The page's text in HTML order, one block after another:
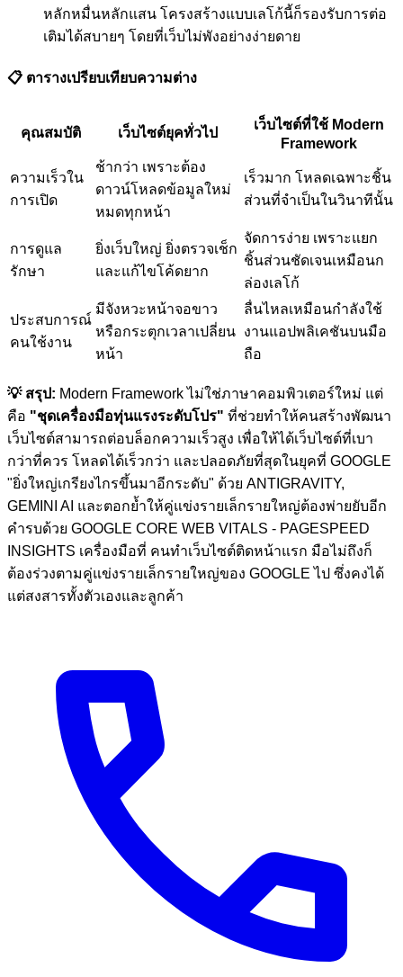
หลักหมื่นหลักแสน โครงสร้างแบบเลโก้นี้ก็รองรับการต่อ
เติมได้สบายๆ โดยที่เว็บไม่พังอย่างง่ายดาย
📋 ตารางเปรียบเทียบความต่าง
คุณสมบัติ เว็บไซต์ยุคทั่วไป
เว็บไซต์ที่ใช้ Modern
Framework
ความเร็วใน
การเปิด
ช้ากว่า เพราะต้อง
ดาวน์โหลดข้อมูลใหม่
หมดทุกหน้า
เร็วมาก โหลดเฉพาะชิ้น
ส่วนที่จำเป็นในวินาทีนั้น
การดูแล
รักษา
ยิ่งเว็บใหญ่ ยิ่งตรวจเช็ก
และแก้ไขโค้ดยาก
จัดการง่าย เพราะแยก
ชิ้นส่วนชัดเจนเหมือนก
ล่องเลโก้
ประสบการณ์
คนใช้งาน
มีจังหวะหน้าจอขาว
หรือกระตุกเวลาเปลี่ยน
หน้า
ลื่นไหลเหมือนกำลังใช้
งานแอปพลิเคชันบนมือ
ถือ
💡 สรุป: Modern Framework ไม่ใช่ภาษาคอมพิวเตอร์ใหม่ แต่
คือ "ชุดเครื่องมือทุ่นแรงระดับโปร" ที่ช่วยทำให้คนสร้างพัฒนา
เว็บไซต์สามารถต่อบล็อกความเร็วสูง เพื่อให้ได้เว็บไซต์ที่เบา
กว่าที่ควร โหลดได้เร็วกว่า และปลอดภัยที่สุดในยุคที่ GOOGLE
"ยิ่งใหญ่เกรียงไกรขึ้นมาอีกระดับ" ด้วย ANTIGRAVITY,
GEMINI AI และตอกย้ำให้คู่แข่งรายเล็กรายใหญ่ต้องพ่ายยับอีก
คำรบด้วย GOOGLE CORE WEB VITALS - PAGESPEED
INSIGHTS เครื่องมือที่ คนทำเว็บไซต์ติดหน้าแรก มือไม่ถึงก็
ต้องร่วงตามคู่แข่งรายเล็กรายใหญ่ของ GOOGLE ไป ซึ่งคงได้
แต่สงสารทั้งตัวเองและลูกค้า